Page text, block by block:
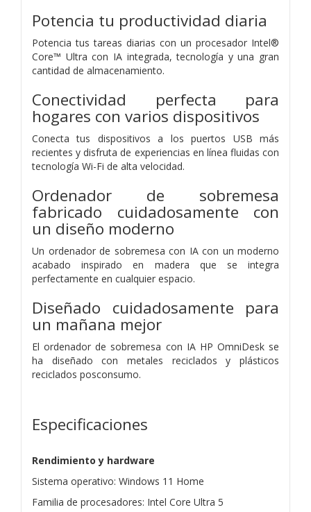
Potencia tu productividad diaria
Potencia tus tareas diarias con un procesador Intel®
Core™ Ultra con IA integrada, tecnología y una gran
cantidad de almacenamiento.
Conectividad perfecta para
hogares con varios dispositivos
Conecta tus dispositivos a los puertos USB más
recientes y disfruta de experiencias en línea fluidas con
tecnología Wi-Fi de alta velocidad.
Ordenador de sobremesa
fabricado cuidadosamente con
un diseño moderno
Un ordenador de sobremesa con IA con un moderno
acabado inspirado en madera que se integra
perfectamente en cualquier espacio.
Diseñado cuidadosamente para
un mañana mejor
El ordenador de sobremesa con IA HP OmniDesk se
ha diseñado con metales reciclados y plásticos
reciclados posconsumo.
Especificaciones
Rendimiento y hardware
Sistema operativo: Windows 11 Home
Familia de procesadores: Intel Core Ultra 5